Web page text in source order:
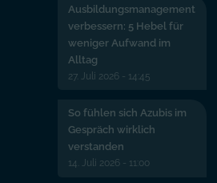
Ausbildungsmanagement
verbessern: 5 Hebel für
weniger Aufwand im
Alltag
27. Juli 2026 - 14:45
So fühlen sich Azubis im
Gespräch wirklich
verstanden
14. Juli 2026 - 11:00